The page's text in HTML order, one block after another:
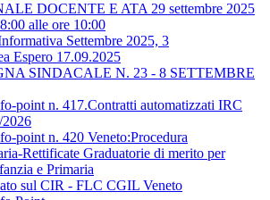
DOCENTE E ATA 29 settembre 2025
alle ore 10:00
Settembre 2025, 3
Espero 17.09.2025
SINDACALE N. 23 - 8 SETTEMBRE
point n. 417.Contratti automatizzati IRC
2026
point n. 420 Veneto:Procedura
Rettificate Graduatorie di merito per
e Primaria
sul CIR - FLC CGIL Veneto